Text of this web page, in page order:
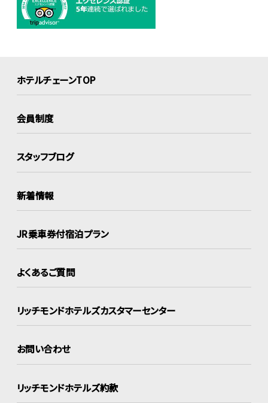
ホテルチェーンTOP
会員制度
スタッフブログ
新着情報
JR乗車券付宿泊プラン
よくあるご質問
リッチモンドホテルズカスタマーセンター
お問い合わせ
リッチモンドホテルズ約款